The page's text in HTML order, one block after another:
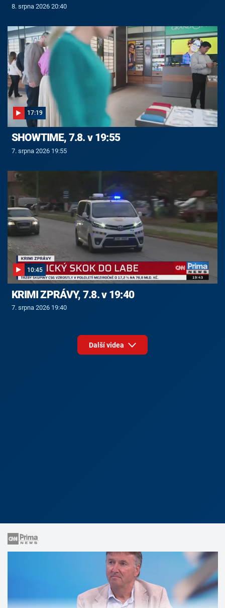
8. srpna 2026 20:40
17:19
SHOWTIME, 7.8. v 19:55
7. srpna 2026 19:55
10:45
KRIMI ZPRÁVY, 7.8. v 19:40
7. srpna 2026 19:40
Další videa